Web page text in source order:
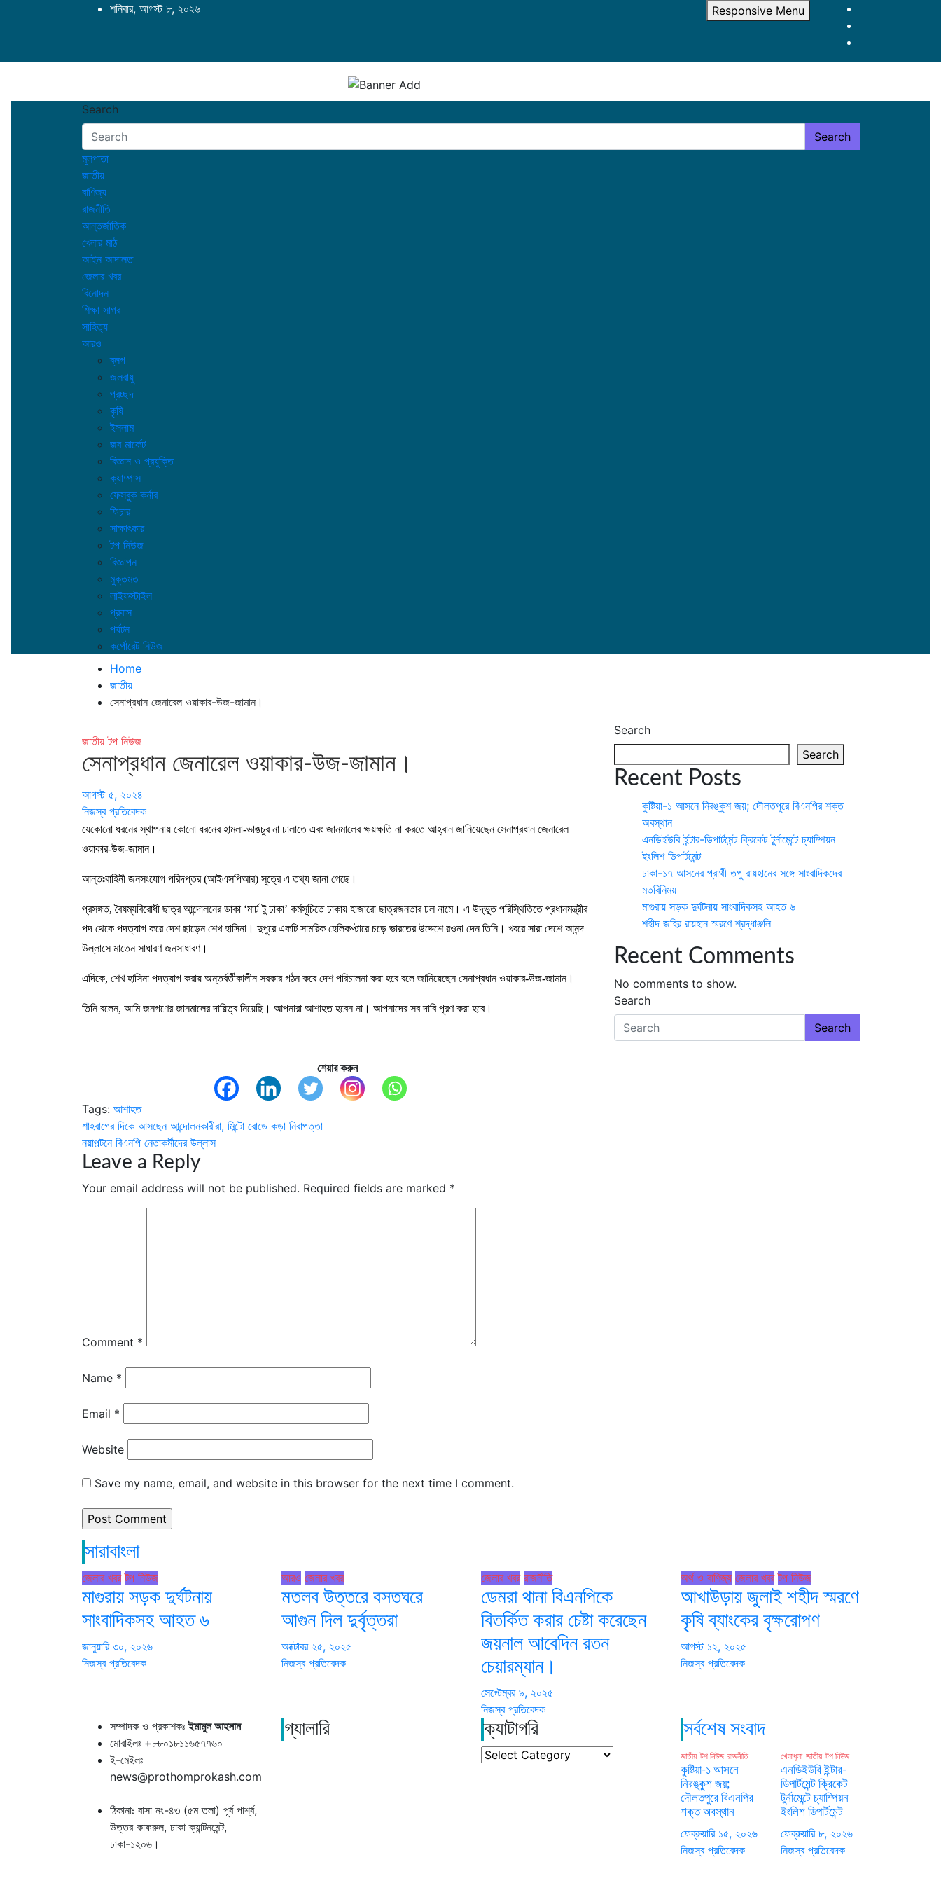
শনিবার, আগস্ট ৮, ২০২৬ Responsive Menu
Search
Search
মূলপাতা
জাতীয়
বাণিজ্য
রাজনীতি
আন্তর্জাতিক
খেলার মাঠ
আইন আদালত
জেলার খবর
বিনোদন
শিক্ষা সাগর
সাহিত্য
আরও
ব্লগ
জলবায়ু
প্রচ্ছদ
কৃষি
ইসলাম
জব মার্কেট
বিজ্ঞান ও প্রযুক্তি
ক্যাম্পাস
ফেসবুক কর্নার
ফিচার
সাক্ষাৎকার
টপ নিউজ
বিজ্ঞাপন
মুক্তমত
লাইফস্টাইল
প্রবাস
পর্যটন
কর্পোরেট নিউজ
Home
জাতীয়
সেনাপ্রধান জেনারেল ওয়াকার-উজ-জামান।
জাতীয় টপ নিউজ
সেনাপ্রধান জেনারেল ওয়াকার-উজ-জামান।
আগস্ট ৫, ২০২৪
নিজস্ব প্রতিবেদক
যেকোনো ধরনের স্থাপনায় কোনো ধরনের হামলা-ভাঙচুর না চালাতে এবং জানমালের ক্ষয়ক্ষতি না করতে আহ্বান জানিয়েছেন সেনাপ্রধান জেনারেল
ওয়াকার-উজ-জামান।
আন্তঃবাহিনী জনসংযোগ পরিদপ্তর (আইএসপিআর) সূত্রে এ তথ্য জানা গেছে।
প্রসঙ্গত, বৈষম্যবিরোধী ছাত্র আন্দোলনের ডাকা ‘মার্চ টু ঢাকা’ কর্মসূচিতে ঢাকায় হাজারো ছাত্রজনতার ঢল নামে। এ উদ্ভূত পরিস্থিতিতে প্রধানমন্ত্রীর
পদ থেকে পদত্যাগ করে দেশ ছাড়েন শেখ হাসিনা। দুপুরে একটি সামরিক হেলিকপ্টারে চড়ে ভারতের উদ্দেশে রওনা দেন তিনি। খবরে সারা দেশে আনন্দ
উল্লাসে মাতেন সাধারণ জনসাধারণ।
এদিকে, শেখ হাসিনা পদত্যাগ করায় অন্তর্বর্তীকালীন সরকার গঠন করে দেশ পরিচালনা করা হবে বলে জানিয়েছেন সেনাপ্রধান ওয়াকার-উজ-জামান।
তিনি বলেন, আমি জনগণের জানমালের দায়িত্ব নিয়েছি। আপনারা আশাহত হবেন না। আপনাদের সব দাবি পূরণ করা হবে।
শেয়ার করুন
Tags: আশাহত
Post
navigation
শাহবাগের দিকে আসছেন আন্দোলনকারীরা, মিন্টো রোডে কড়া নিরাপত্তা
নয়াপল্টনে বিএনপি নেতাকর্মীদের উল্লাস
Leave a Reply
Your email address will not be published. Required fields are marked *
Comment *
Name *
Email *
Website
Save my name, email, and website in this browser for the next time I comment.
Search
Search
Recent Posts
কুষ্টিয়া-১ আসনে নিরঙ্কুশ জয়; দৌলতপুরে বিএনপির শক্ত
অবস্থান
এনডিইউবি ইন্টার-ডিপার্টমেন্ট ক্রিকেট টুর্নামেন্টে চ্যাম্পিয়ন
ইংলিশ ডিপার্টমেন্ট
ঢাকা-১৭ আসনের প্রার্থী তপু রায়হানের সঙ্গে সাংবাদিকদের
মতবিনিময়
মাগুরায় সড়ক দুর্ঘটনায় সাংবাদিকসহ আহত ৬
শহীদ জহির রায়হান স্মরণে শ্রদ্ধাঞ্জলি
Recent Comments
No comments to show.
Search
Search
সারাবাংলা
জেলার খবর টপ নিউজ
মাগুরায় সড়ক দুর্ঘটনায়
সাংবাদিকসহ আহত ৬
জানুয়ারি ৩০, ২০২৬
নিজস্ব প্রতিবেদক
আরও জেলার খবর
মতলব উত্তরে বসতঘরে
আগুন দিল দুর্বৃত্তরা
অক্টোবর ২৫, ২০২৫
নিজস্ব প্রতিবেদক
জেলার খবর রাজনীতি
ডেমরা থানা বিএনপিকে
বিতর্কিত করার চেষ্টা করেছেন
জয়নাল আবেদিন রতন
চেয়ারম্যান।
সেপ্টেম্বর ৯, ২০২৫
নিজস্ব প্রতিবেদক
অর্থ ও বাণিজ্য জেলার খবর টপ নিউজ
আখাউড়ায় জুলাই শহীদ স্মরণে
কৃষি ব্যাংকের বৃক্ষরোপণ
আগস্ট ১২, ২০২৫
নিজস্ব প্রতিবেদক
সম্পাদক ও প্রকাশকঃইমামুল আহসান
মোবাইলঃ +৮৮০১৮১১৬৫৭৭৬০
ই-মেইলঃ
news@prothomprokash.com
ঠিকানাঃ বাসা নং-৪৩ (৫ম তলা) পূর্ব পার্শ্ব,
উত্তর কাফরুল, ঢাকা ক্যান্টনমেন্ট,
ঢাকা-১২০৬।
গ্যালারি ক্যাটাগরি
ক্যাটাগরি
সর্বশেষ সংবাদ
জাতীয় টপ নিউজ রাজনীতি
কুষ্টিয়া-১ আসনে
নিরঙ্কুশ জয়;
দৌলতপুরে বিএনপির
শক্ত অবস্থান
ফেব্রুয়ারি ১৫, ২০২৬
নিজস্ব প্রতিবেদক
খেলাধুলা জাতীয় টপ নিউজ
এনডিইউবি ইন্টার-
ডিপার্টমেন্ট ক্রিকেট
টুর্নামেন্টে চ্যাম্পিয়ন
ইংলিশ ডিপার্টমেন্ট
ফেব্রুয়ারি ৮, ২০২৬
নিজস্ব প্রতিবেদক